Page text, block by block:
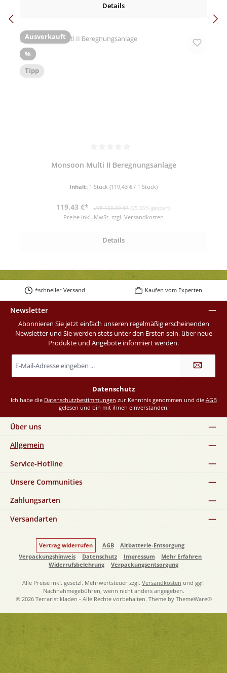
Details
Ausverkauft
%Rabatt
Tipp
Monsoon Multi II Beregnungsanlage
Inhalt: 1 Stück (119,43 € / 1 Stück)
Verkaufspreis:
119,43 €* Regulärer Preis:
UVP 159,99 €* (25.35% gespart)
Preise inkl. MwSt. zzgl. Versandkosten
Details
*schneller Versand Kaufen vom Experten
Newsletter
Abonnieren Sie jetzt einfach unseren regelmäßig erscheinenden
Newsletter und Sie werden stets unter den Ersten sein, über neue
Produkte und Angebote informiert werden.
E-
Mail-
Datenschutz
Ich habe die Datenschutzbestimmungen zur Kenntnis genommen und die AGB
gelesen und bin mit ihnen einverstanden.
Über uns
Allgemein
Service-Hotline
Unsere Communities
Zahlungsarten
Versandarten
Vertrag widerrufen AGB
Altbatterie-Entsorgung
Verpackungshinweis
Datenschutz Impressum
Mehr Erfahren
Widerrufsbelehrung
Verpackungsentsorgung
Alle Preise inkl. gesetzl. Mehrwertsteuer zzgl. Versandkosten und ggf.
Nachnahmegebühren, wenn nicht anders angegeben.
© 2026 Terraristikladen - Alle Rechte vorbehalten. Theme by ThemeWare®